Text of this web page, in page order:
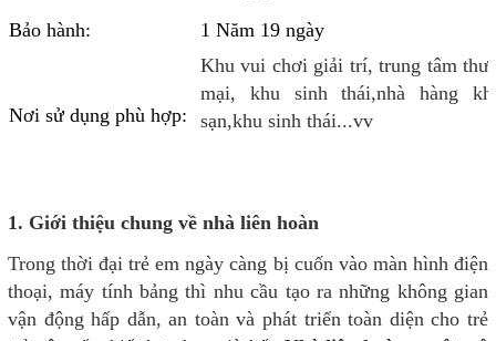
Bảo hành:
1 Năm 19 ngày
Nơi sử dụng phù hợp:
Khu vui chơi giải trí, trung tâm
mại, khu sinh thái,nhà hàng
sạn,khu sinh thái...vv
1. Giới thiệu chung về nhà liên hoàn
Trong thời đại trẻ em ngày càng bị cuốn vào màn hình điện
thoại, máy tính bảng thì nhu cầu tạo ra những không gian
vận động hấp dẫn, an toàn và phát triển toàn diện cho trẻ